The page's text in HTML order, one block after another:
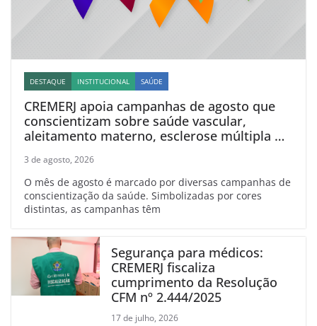
DESTAQUE INSTITUCIONAL SAÚDE
CREMERJ apoia campanhas de agosto que
conscientizam sobre saúde vascular,
aleitamento materno, esclerose múltipla e
3 de agosto, 2026
O mês de agosto é marcado por diversas campanhas de
conscientização da saúde. Simbolizadas por cores
distintas, as campanhas têm
Segurança para médicos:
CREMERJ fiscaliza
cumprimento da Resolução
CFM nº 2.444/2025
17 de julho, 2026